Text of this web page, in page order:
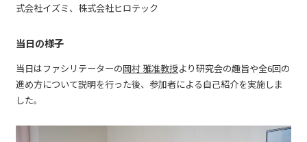
式会社イズミ、株式会社ヒロテック
当日の様子
当日はファシリテーターの岡村 雅准教授より研究会の趣旨や全6回の
進め方について説明を行った後、参加者による自己紹介を実施しま
した。